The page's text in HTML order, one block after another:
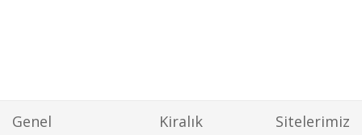
Genel Kiralık Sitelerimiz